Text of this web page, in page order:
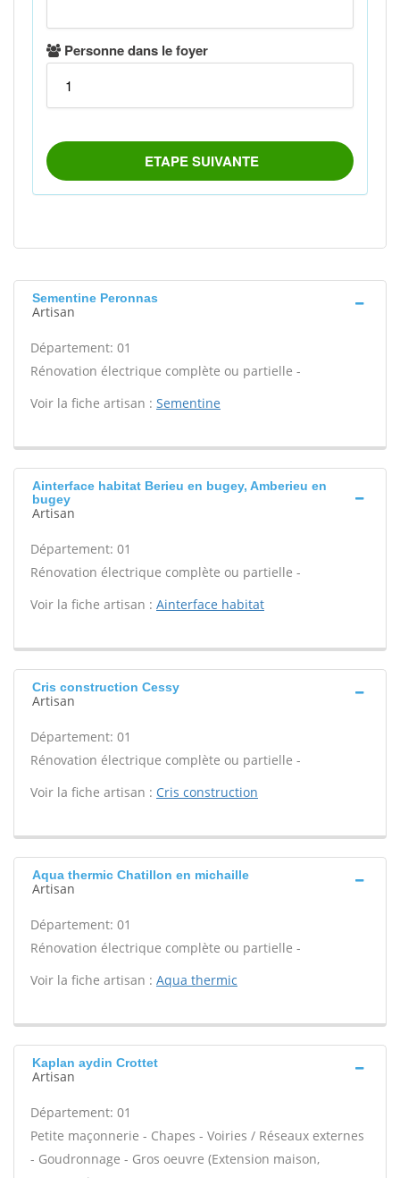
Sementine Peronnas
Artisan
Département: 01
Rénovation électrique complète ou partielle -
Voir la fiche artisan : Sementine
Ainterface habitat Berieu en bugey, Amberieu en
bugey
Artisan
Département: 01
Rénovation électrique complète ou partielle -
Voir la fiche artisan : Ainterface habitat
Cris construction Cessy
Artisan
Département: 01
Rénovation électrique complète ou partielle -
Voir la fiche artisan : Cris construction
Aqua thermic Chatillon en michaille
Artisan
Département: 01
Rénovation électrique complète ou partielle -
Voir la fiche artisan : Aqua thermic
Kaplan aydin Crottet
Artisan
Département: 01
Petite maçonnerie - Chapes - Voiries / Réseaux externes
- Goudronnage - Gros oeuvre (Extension maison,